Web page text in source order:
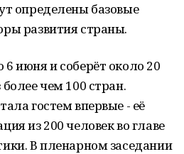
определены базовые
развития страны.
июня и соберёт около 20
чем 100 стран.
гостем впервые - её
из 200 человек во главе
В пленарном заседании